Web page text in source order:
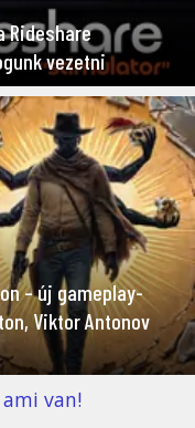
Rideshare
vezetni
– új gameplay-
Viktor Antonov